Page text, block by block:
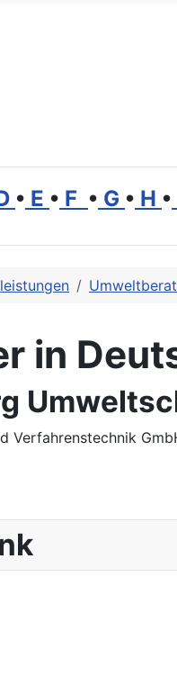
• E • F • G • H •
in
Verfahrenstechnik
Institut für Europa